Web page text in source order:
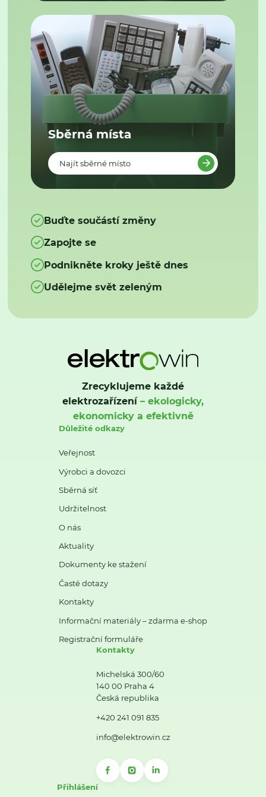
Sběrná místa
Najít sběrné místo
Buďte součástí změny
Zapojte se
Podnikněte kroky ještě dnes
Udělejme svět zeleným
Zrecyklujeme každé
elektrozařízení– ekologicky,
ekonomicky a efektivně
Důležité odkazy
Veřejnost
Výrobci a dovozci
Sběrná síť
Udržitelnost
O nás
Aktuality
Dokumenty ke stažení
Časté dotazy
Kontakty
Informační materiály – zdarma e-shop
Registrační formuláře
Kontakty
Michelská 300/60
140 00 Praha 4
Česká republika
+420 241 091 835
info@elektrowin.cz
Přihlášení